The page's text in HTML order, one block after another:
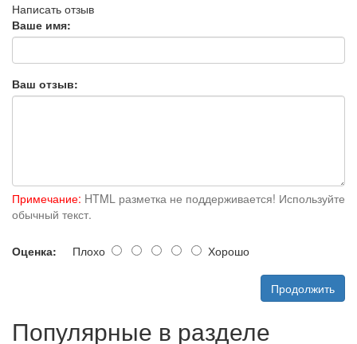
Написать отзыв
Ваше имя:
Ваш отзыв:
Примечание: HTML разметка не поддерживается! Используйте
обычный текст.
Оценка: Плохо Хорошо
Продолжить
Популярные в разделе